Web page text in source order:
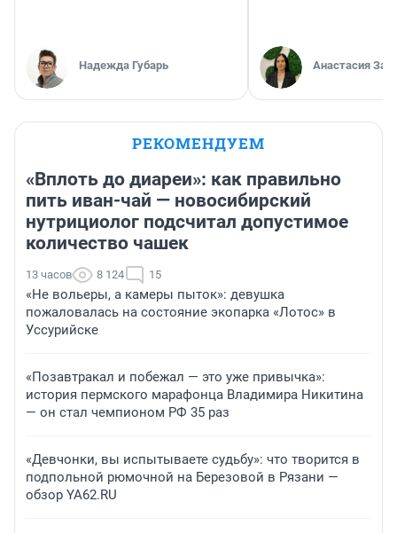
Надежда Губарь Анастасия
РЕКОМЕНДУЕМ
«Вплоть до диареи»: как правильно
пить иван-чай — новосибирский
нутрициолог подсчитал допустимое
количество чашек
13 часов 8 124 15
«Не вольеры, а камеры пыток»: девушка
пожаловалась на состояние экопарка «Лотос» в
Уссурийске
«Позавтракал и побежал — это уже привычка»:
история пермского марафонца Владимира Никитина
— он стал чемпионом РФ 35 раз
«Девчонки, вы испытываете судьбу»: что творится в
подпольной рюмочной на Березовой в Рязани —
обзор YA62.RU